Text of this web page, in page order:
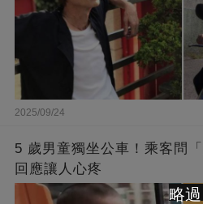
2025/09/24
5 歲男童獨坐公車！乘客問
回應讓人心疼
略過